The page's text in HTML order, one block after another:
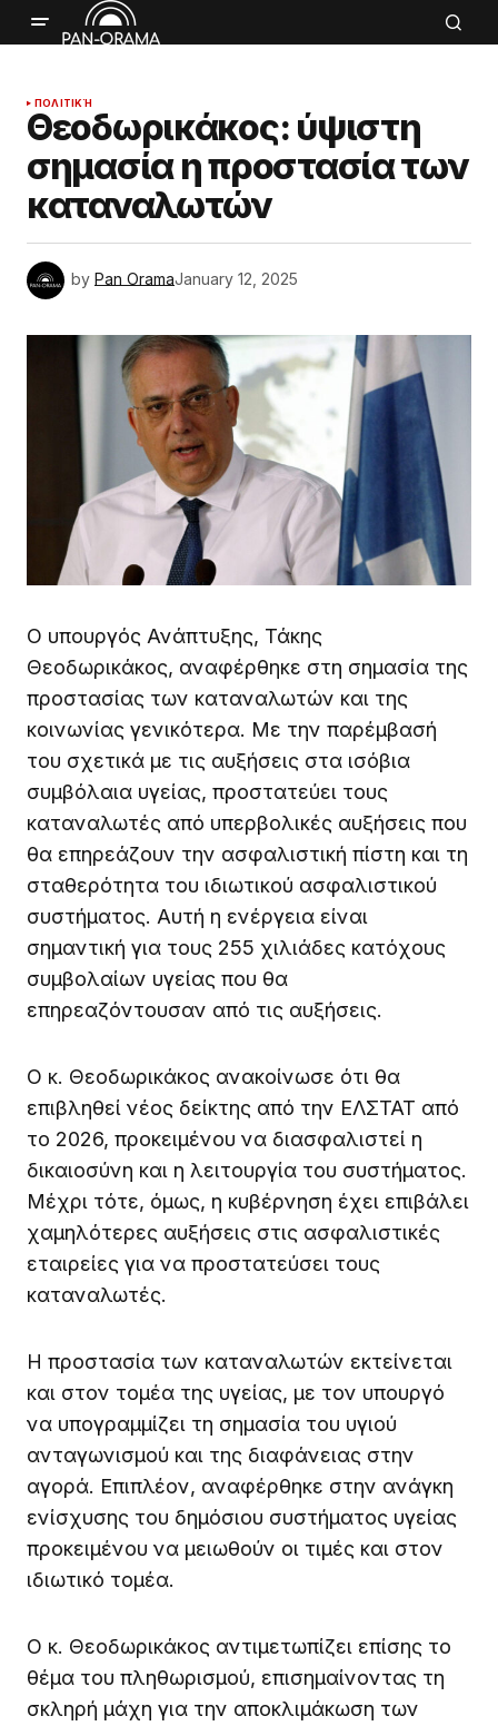
ΠΟΛΙΤΙΚΉ
Θεοδωρικάκος: ύψιστη
σημασία η προστασία των
καταναλωτών
by Pan OramaJanuary 12, 2025
Ο υπουργός Ανάπτυξης, Τάκης
Θεοδωρικάκος, αναφέρθηκε στη σημασία της
προστασίας των καταναλωτών και της
κοινωνίας γενικότερα. Με την παρέμβασή
του σχετικά με τις αυξήσεις στα ισόβια
συμβόλαια υγείας, προστατεύει τους
καταναλωτές από υπερβολικές αυξήσεις που
θα επηρεάζουν την ασφαλιστική πίστη και τη
σταθερότητα του ιδιωτικού ασφαλιστικού
συστήματος. Αυτή η ενέργεια είναι
σημαντική για τους 255 χιλιάδες κατόχους
συμβολαίων υγείας που θα
επηρεαζόντουσαν από τις αυξήσεις.
Ο κ. Θεοδωρικάκος ανακοίνωσε ότι θα
επιβληθεί νέος δείκτης από την ΕΛΣΤΑΤ από
το 2026, προκειμένου να διασφαλιστεί η
δικαιοσύνη και η λειτουργία του συστήματος.
Μέχρι τότε, όμως, η κυβέρνηση έχει επιβάλει
χαμηλότερες αυξήσεις στις ασφαλιστικές
εταιρείες για να προστατεύσει τους
καταναλωτές.
Η προστασία των καταναλωτών εκτείνεται
και στον τομέα της υγείας, με τον υπουργό
να υπογραμμίζει τη σημασία του υγιού
ανταγωνισμού και της διαφάνειας στην
αγορά. Επιπλέον, αναφέρθηκε στην ανάγκη
ενίσχυσης του δημόσιου συστήματος υγείας
προκειμένου να μειωθούν οι τιμές και στον
ιδιωτικό τομέα.
Ο κ. Θεοδωρικάκος αντιμετωπίζει επίσης το
θέμα του πληθωρισμού, επισημαίνοντας τη
σκληρή μάχη για την αποκλιμάκωση των